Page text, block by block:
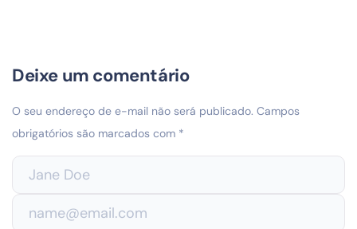
Deixe um comentário
O seu endereço de e-mail não será publicado. Campos
obrigatórios são marcados com *